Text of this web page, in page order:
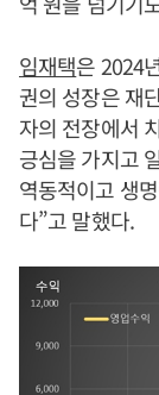
임재택은 2024
권의 성장은 재
자의 전장에서
긍심을 가지고
역동적이고 생
다”고 말했다.